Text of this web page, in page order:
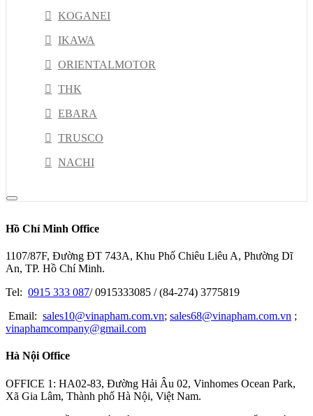
KOGANEI
IKAWA
ORIENTALMOTOR
THK
EBARA
TRUSCO
NACHI
NSK
PISCO
GOOT
OPTEX-FA
MITOTUYO
Hồ Chí Minh Office
1107/87F, Đường ĐT 743A, Khu Phố Chiêu Liêu A, Phường Dĩ
An, TP. Hồ Chí Minh.
Tel: 0915 333 087/ 0915333085 / (84-274) 3775819
Email: sales10@vinapham.com.vn; sales68@vinapham.com.vn ;
vinaphamcompany@gmail.com
Hà Nội Office
OFFICE 1: HA02-83, Đường Hải Âu 02, Vinhomes Ocean Park,
Xã Gia Lâm, Thành phố Hà Nội, Việt Nam.